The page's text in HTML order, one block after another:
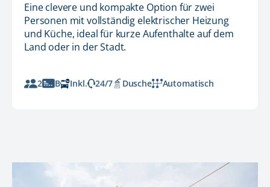
Eine clevere und kompakte Option für zwei
Personen mit vollständig elektrischer Heizung
und Küche, ideal für kurze Aufenthalte auf dem
Land oder in der Stadt.
2 B Inkl. 24/7 Dusche Automatisch